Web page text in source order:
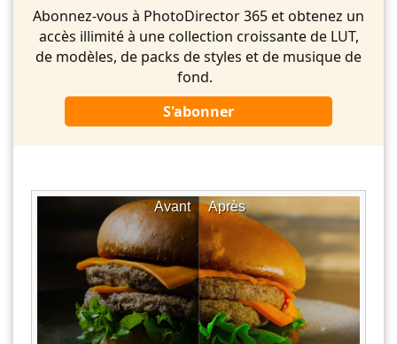
Abonnez-vous à PhotoDirector 365 et obtenez un
accès illimité à une collection croissante de LUT,
de modèles, de packs de styles et de musique de
fond.
S'abonner
Après
Avant